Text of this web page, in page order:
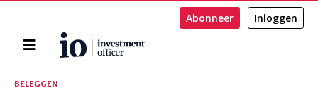
Home
Abonneer Inloggen
Zoeken
BELEGGEN